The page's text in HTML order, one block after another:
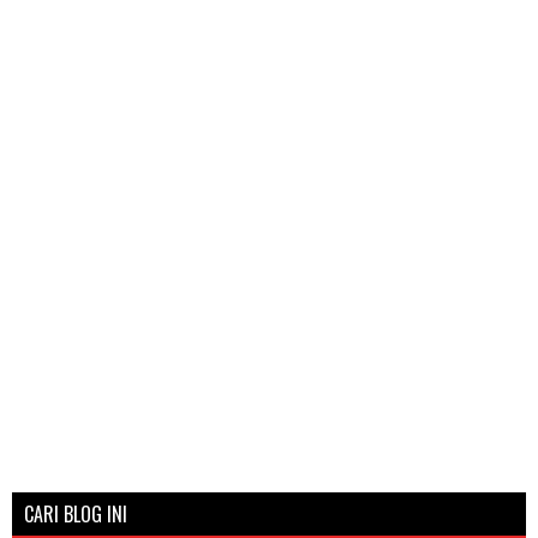
CARI BLOG INI